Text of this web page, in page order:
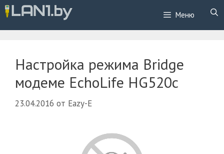
Перейти
содержимому
Меню
Настройка режима Bridge
модеме EchoLife HG520c
23.04.2016 от Eazy-E